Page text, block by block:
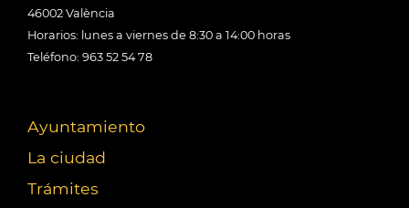
46002 València
Horarios: lunes a viernes de 8:30 a 14:00 horas
Teléfono: 963 52 54 78
Ayuntamiento
La ciudad
Trámites